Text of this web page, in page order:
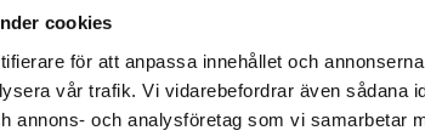
cookies
för att anpassa innehållet och
vår trafik. Vi vidarebefordrar även sådana
annons- och analysföretag som vi samarbetar